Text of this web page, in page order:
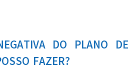
DO PLANO DE
FAZER?